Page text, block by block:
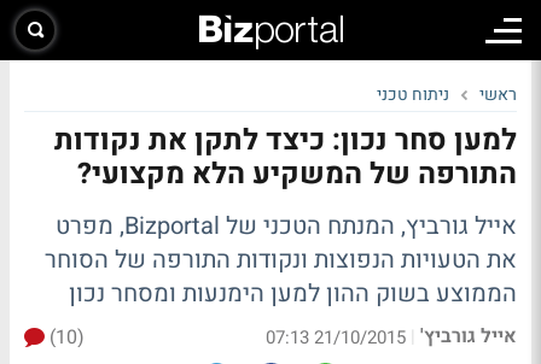
ראשי ניתוח טכני
למען סחר נכון: כיצד לתקן את נקודות
התורפה של המשקיע הלא מקצועי?
אייל גורביץ, המנתח הטכני של Bizportal, מפרט
את הטעויות הנפוצות ונקודות התורפה של הסוחר
הממוצע בשוק ההון למען הימנעות ומסחר נכון
אייל גורביץ' |
21/10/2015 07:13
(10)